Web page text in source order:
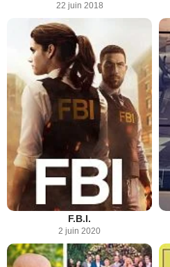
22 juin 2018
F.B.I.
2 juin 2020